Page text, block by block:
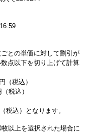
との単価に対して割引が
点以下を切り上げて計算
（税込）
（税込）
税込）となります。
以上を選択された場合に